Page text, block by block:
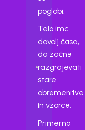
poglobi.
Telo ima
dovolj časa,
da začne
razgrajevati
stare
obremenitve
in vzorce.
Primerno